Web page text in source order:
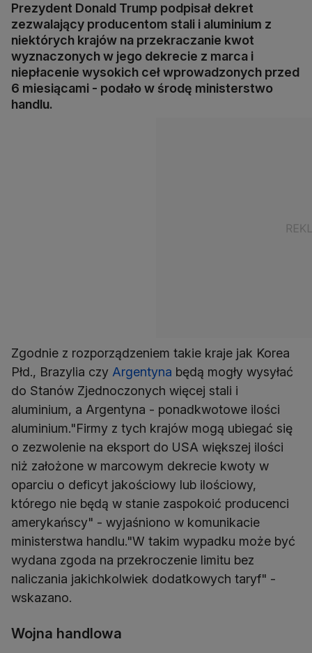
Prezydent Donald Trump podpisał dekret
zezwalający producentom stali i aluminium z
niektórych krajów na przekraczanie kwot
wyznaczonych w jego dekrecie z marca i
niepłacenie wysokich ceł wprowadzonych przed
6 miesiącami - podało w środę ministerstwo
handlu.
Zgodnie z rozporządzeniem takie kraje jak Korea
Płd., Brazylia czy Argentyna będą mogły wysyłać
do Stanów Zjednoczonych więcej stali i
aluminium, a Argentyna - ponadkwotowe ilości
aluminium."Firmy z tych krajów mogą ubiegać się
o zezwolenie na eksport do USA większej ilości
niż założone w marcowym dekrecie kwoty w
oparciu o deficyt jakościowy lub ilościowy,
którego nie będą w stanie zaspokoić producenci
amerykańscy" - wyjaśniono w komunikacie
ministerstwa handlu."W takim wypadku może być
wydana zgoda na przekroczenie limitu bez
naliczania jakichkolwiek dodatkowych taryf" -
wskazano.
Wojna handlowa